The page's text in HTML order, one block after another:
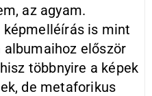
az agyam.
is mint
először
többnyire a képek
de metaforikus